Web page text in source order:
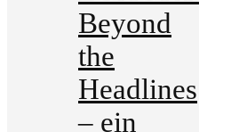
Beyond
the
Headlines
– ein